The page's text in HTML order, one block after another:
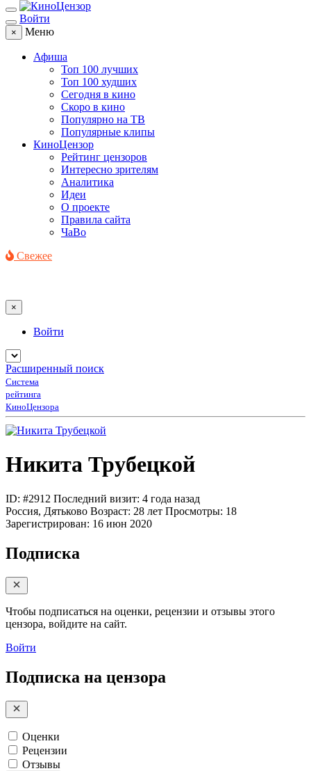
Войти
× Меню
Афиша
Топ 100 лучших
Топ 100 худших
Сегодня в кино
Скоро в кино
Популярно на ТВ
Популярные клипы
КиноЦензор
Рейтинг цензоров
Интересно зрителям
Аналитика
Идеи
О проекте
Правила сайта
ЧаВо
Свежее
×
Войти
Расширенный поиск
Система
рейтинга
КиноЦензора
Никита Трубецкой
ID: #2912 Последний визит: 4 года назад
Россия, Дятьково Возраст: 28 лет Просмотры: 18
Зарегистрирован: 16 июн 2020
Подписка
Чтобы подписаться на оценки, рецензии и отзывы этого
цензора, войдите на сайт.
Войти
Подписка на цензора
Оценки
Рецензии
Отзывы